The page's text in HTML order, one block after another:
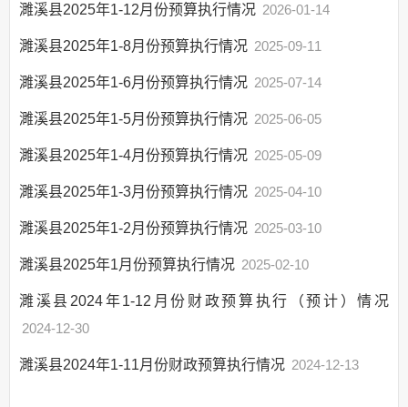
财政专项资金
管理制度
金管理和使用情况
部门项目
惠民惠农
应急管理
权责清单和动态调
整情况
公共服务和中介服
务清单
濉溪县2025年1-12月份预算执行情况 2026-01-14
濉溪县2025年1-8月份预算执行情况 2025-09-11
濉溪县2025年1-6月份预算执行情况 2025-07-14
濉溪县2025年1-5月份预算执行情况 2025-06-05
濉溪县2025年1-4月份预算执行情况 2025-05-09
濉溪县2025年1-3月份预算执行情况 2025-04-10
濉溪县2025年1-2月份预算执行情况 2025-03-10
濉溪县2025年1月份预算执行情况 2025-02-10
濉溪县2024年1-12月份财政预算执行（预计）情况
2024-12-30
濉溪县2024年1-11月份财政预算执行情况 2024-12-13